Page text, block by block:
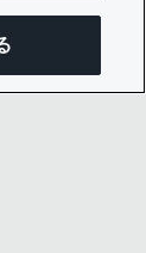
メニューを開